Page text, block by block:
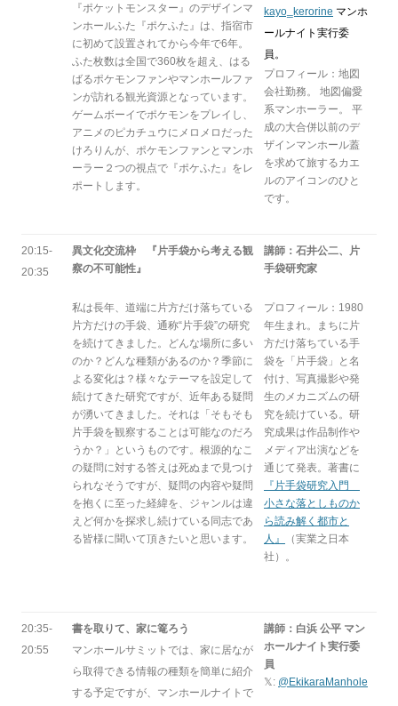
『ポケットモンスター』のデザインマ
ンホールふた『ポケふた』は、指宿市
に初めて設置されてから今年で6年。
ふた枚数は全国で360枚を超え、はる
ばるポケモンファンやマンホールファ
ンが訪れる観光資源となっています。
ゲームボーイでポケモンをプレイし、
アニメのピカチュウにメロメロだった
けろりんが、ポケモンファンとマンホ
ーラー２つの視点で『ポケふた』をレ
ポートします。
kayo‗kerorine マンホ
ールナイト実行委
員。
プロフィール：地図
会社勤務。 地図偏愛
系マンホーラー。 平
成の大合併以前のデ
ザインマンホール蓋
を求めて旅するカエ
ルのアイコンのひと
です。
20:15-
20:35
異文化交流枠 『片手袋から考える観
察の不可能性』
私は長年、道端に片方だけ落ちている
片方だけの手袋、通称“片手袋”の研究
を続けてきました。どんな場所に多い
のか？どんな種類があるのか？季節に
よる変化は？様々なテーマを設定して
続けてきた研究ですが、近年ある疑問
が湧いてきました。それは「そもそも
片手袋を観察することは可能なのだろ
うか？」というものです。根源的なこ
の疑問に対する答えは死ぬまで見つけ
られなそうですが、疑問の内容や疑問
を抱くに至った経緯を、ジャンルは違
えど何かを探求し続けている同志であ
る皆様に聞いて頂きたいと思います。
講師：石井公二、片
手袋研究家
プロフィール：1980
年生まれ。まちに片
方だけ落ちている手
袋を「片手袋」と名
付け、写真撮影や発
生のメカニズムの研
究を続けている。研
究成果は作品制作や
メディア出演などを
通じて発表。著書に
『片手袋研究入門
小さな落としものか
ら読み解く都市と
人』
（実業之日本
社）。
20:35-
20:55
書を取りて、家に篭ろう
マンホールサミットでは、家に居なが
ら取得できる情報の種類を簡単に紹介
する予定ですが、マンホールナイトで
講師：白浜 公平 マン
ホールナイト実行委
員
𝕏: @EkikaraManhole